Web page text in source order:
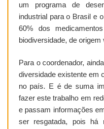
um programa de
industrial para o Brasil e
60% dos
biodiversidade, de origem
Para o coordenador,
diversidade existente em
no país. E é de suma
fazer este trabalho em
e passam informações
ser resgatada, pois